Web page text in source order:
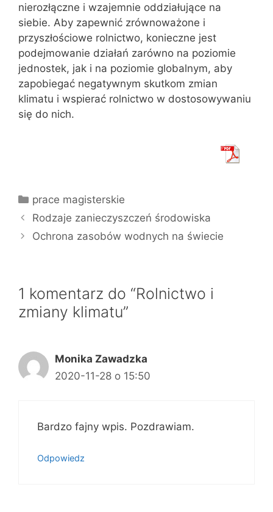
nierozłączne i wzajemnie oddziałujące na
siebie. Aby zapewnić zrównoważone i
przyszłościowe rolnictwo, konieczne jest
podejmowanie działań zarówno na poziomie
jednostek, jak i na poziomie globalnym, aby
zapobiegać negatywnym skutkom zmian
klimatu i wspierać rolnictwo w dostosowywaniu
się do nich.
Kategorie
prace magisterskie
Rodzaje zanieczyszczeń środowiska
Ochrona zasobów wodnych na świecie
1 komentarz do “Rolnictwo i
zmiany klimatu”
Monika Zawadzka
2020-11-28 o 15:50
Bardzo fajny wpis. Pozdrawiam.
Odpowiedz